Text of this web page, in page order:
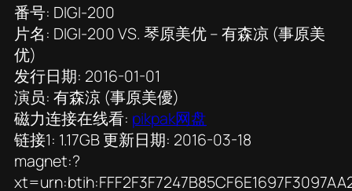
番号: DIGI-200
片名: DIGI-200 VS. 琴原美优 – 有森凉 (事原美
优)
发行日期: 2016-01-01
演员: 有森涼 (事原美優)
磁力连接在线看: pikpak网盘
链接1: 1.17GB 更新日期: 2016-03-18
magnet:?